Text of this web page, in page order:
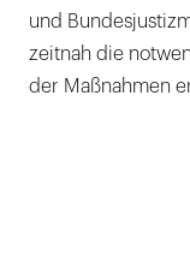
und
zeitnah die
der Maßnahmen